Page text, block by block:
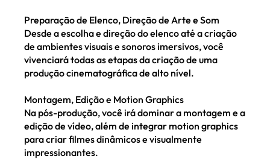
Preparação de Elenco, Direção de Arte e Som
Desde a escolha e direção do elenco até a criação
de ambientes visuais e sonoros imersivos, você
vivenciará todas as etapas da criação de uma
produção cinematográfica de alto nível.
Montagem, Edição e Motion Graphics
Na pós-produção, você irá dominar a montagem e a
edição de vídeo, além de integrar motion graphics
para criar filmes dinâmicos e visualmente
impressionantes.